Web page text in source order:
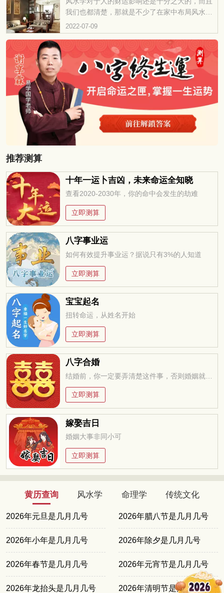
我们也都清楚，那就是不少了在家中布局风水的
时候往往都希望能够起到招财的作用，那么家居
招财风水格局有哪些？家居招财风水格局，鱼缸
引财发，风水之讲有山重水贵之意，
2022-07-09
推荐测算
十年一运卜吉凶，未来命运全知晓
查看2020-2030年，你的命中会发生的劫难
立即测算
八字事业运
如何有效提升事业运？据说只有3%的人知道
立即测算
宝宝起名
扭转命运，从姓名开始
立即测算
八字合婚
立即测算
嫁娶吉日
婚姻大事非同小可
立即测算
黄历查询 风水学 命理学 传统文化
2026年元旦是几月几号 2026年腊八节是几月几号
2026年小年是几月几号 2026年除夕是几月几号
2026年春节是几月几号 2026年元宵节是几月几号
2026年龙抬头是几月几号 2026年清明节是几月几号